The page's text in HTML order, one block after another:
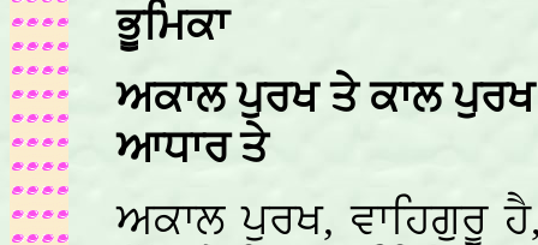
ਭੂਮਿਕਾ
ਅਕਾਲ ਪੁਰਖ ਤੇ ਕਾਲ ਪੁਰਖ
ਆਧਾਰ ਤੇ
ਅਕਾਲ ਪੁਰਖ, ਵਾਹਿਗੁਰੂ